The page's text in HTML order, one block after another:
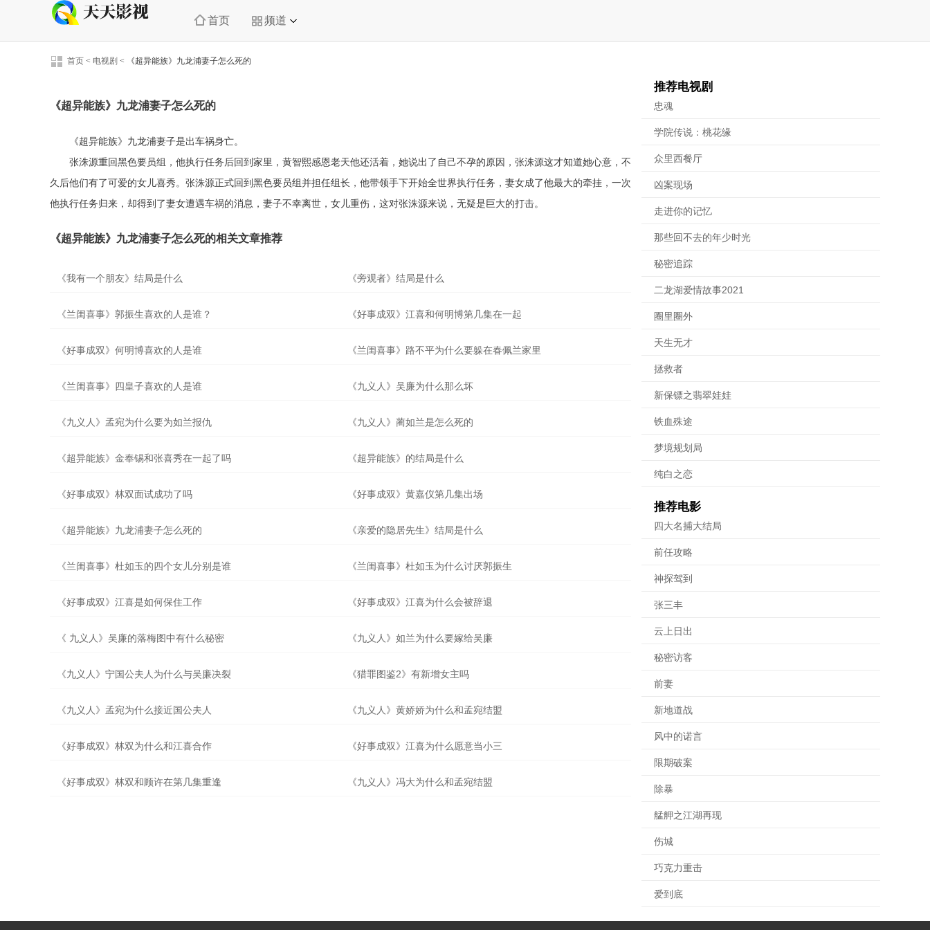
首页 频道
首页 < 电视剧 < 《超异能族》九龙浦妻子怎么死的
《超异能族》九龙浦妻子怎么死的
《超异能族》九龙浦妻子是出车祸身亡。
张洙源重回黑色要员组，他执行任务后回到家里，黄智熙感恩老天他还活着，她说出了自己不孕的原因，张洙源这才知道她心意，不
久后他们有了可爱的女儿喜秀。张洙源正式回到黑色要员组并担任组长，他带领手下开始全世界执行任务，妻女成了他最大的牵挂，一次
他执行任务归来，却得到了妻女遭遇车祸的消息，妻子不幸离世，女儿重伤，这对张洙源来说，无疑是巨大的打击。
《超异能族》九龙浦妻子怎么死的相关文章推荐
《我有一个朋友》结局是什么 《旁观者》结局是什么
《兰闺喜事》郭振生喜欢的人是谁？ 《好事成双》江喜和何明博第几集在一起
《好事成双》何明博喜欢的人是谁 《兰闺喜事》路不平为什么要躲在春佩兰家里
《兰闺喜事》四皇子喜欢的人是谁 《九义人》吴廉为什么那么坏
《九义人》孟宛为什么要为如兰报仇 《九义人》蔺如兰是怎么死的
《超异能族》金奉锡和张喜秀在一起了吗 《超异能族》的结局是什么
《好事成双》林双面试成功了吗 《好事成双》黄嘉仪第几集出场
《超异能族》九龙浦妻子怎么死的 《亲爱的隐居先生》结局是什么
《兰闺喜事》杜如玉的四个女儿分别是谁 《兰闺喜事》杜如玉为什么讨厌郭振生
《好事成双》江喜是如何保住工作 《好事成双》江喜为什么会被辞退
《 九义人》吴廉的落梅图中有什么秘密 《九义人》如兰为什么要嫁给吴廉
《九义人》宁国公夫人为什么与吴廉决裂 《猎罪图鉴2》有新增女主吗
《九义人》孟宛为什么接近国公夫人 《九义人》黄娇娇为什么和孟宛结盟
《好事成双》林双为什么和江喜合作 《好事成双》江喜为什么愿意当小三
《好事成双》林双和顾许在第几集重逢 《九义人》冯大为什么和孟宛结盟
推荐电视剧
忠魂
学院传说：桃花缘
众里西餐厅
凶案现场
走进你的记忆
那些回不去的年少时光
秘密追踪
二龙湖爱情故事2021
圈里圈外
天生无才
拯救者
新保镖之翡翠娃娃
铁血殊途
梦境规划局
纯白之恋
推荐电影
四大名捕大结局
前任攻略
神探驾到
张三丰
云上日出
秘密访客
前妻
新地道战
风中的诺言
限期破案
除暴
艋舺之江湖再现
伤城
巧克力重击
爱到底